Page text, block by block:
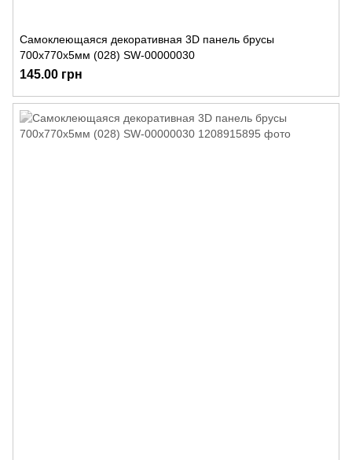
Самоклеющаяся декоративная 3D панель брусы
700x770x5мм (028) SW-00000030
145.00 грн